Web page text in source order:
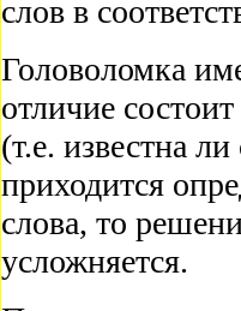
слов в
Головоломка
отличие
(т.е. известна
приходится
слова, то
усложняется.